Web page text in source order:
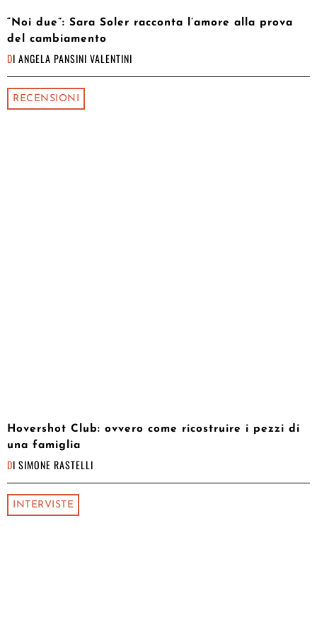
“Noi due”: Sara Soler racconta l’amore alla prova
del cambiamento
DI ANGELA PANSINI VALENTINI
RECENSIONI
Hovershot Club: ovvero come ricostruire i pezzi di
una famiglia
DI SIMONE RASTELLI
INTERVISTE